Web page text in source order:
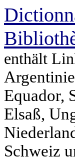
enthält
Equador,
Elsaß,
Schweiz